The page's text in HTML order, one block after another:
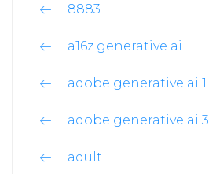
8883
a16z generative ai
adobe generative ai 1
adobe generative ai 3
adult